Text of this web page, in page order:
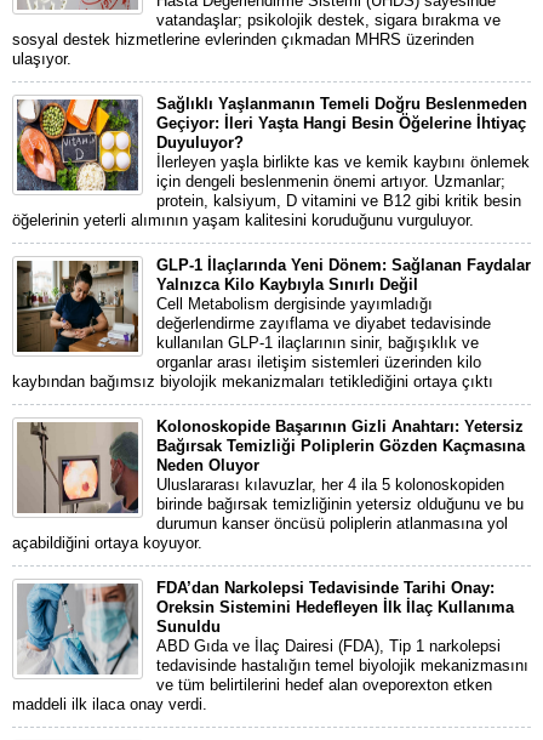
vatandaşlar; psikolojik destek, sigara bırakma ve
sosyal destek hizmetlerine evlerinden çıkmadan MHRS üzerinden
ulaşıyor.
Sağlıklı Yaşlanmanın Temeli Doğru Beslenmeden
Geçiyor: İleri Yaşta Hangi Besin Öğelerine İhtiyaç
Duyuluyor?
İlerleyen yaşla birlikte kas ve kemik kaybını önlemek
için dengeli beslenmenin önemi artıyor. Uzmanlar;
protein, kalsiyum, D vitamini ve B12 gibi kritik besin
öğelerinin yeterli alımının yaşam kalitesini koruduğunu vurguluyor.
GLP-1 İlaçlarında Yeni Dönem: Sağlanan Faydalar
Yalnızca Kilo Kaybıyla Sınırlı Değil
Cell Metabolism dergisinde yayımladığı
değerlendirme zayıflama ve diyabet tedavisinde
kullanılan GLP-1 ilaçlarının sinir, bağışıklık ve
organlar arası iletişim sistemleri üzerinden kilo
kaybından bağımsız biyolojik mekanizmaları tetiklediğini ortaya çıktı
Kolonoskopide Başarının Gizli Anahtarı: Yetersiz
Bağırsak Temizliği Poliplerin Gözden Kaçmasına
Neden Oluyor
Uluslararası kılavuzlar, her 4 ila 5 kolonoskopiden
birinde bağırsak temizliğinin yetersiz olduğunu ve bu
durumun kanser öncüsü poliplerin atlanmasına yol
açabildiğini ortaya koyuyor.
FDA’dan Narkolepsi Tedavisinde Tarihi Onay:
Oreksin Sistemini Hedefleyen İlk İlaç Kullanıma
Sunuldu
ABD Gıda ve İlaç Dairesi (FDA), Tip 1 narkolepsi
tedavisinde hastalığın temel biyolojik mekanizmasını
ve tüm belirtilerini hedef alan oveporexton etken
maddeli ilk ilaca onay verdi.